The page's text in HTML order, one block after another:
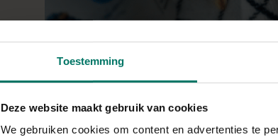
Toestemming
Deze website maakt gebruik van cookies
We gebruiken cookies om content en advertenties te
Een gezond recept voor een heerlijke
Bereidingstijd: 10 min